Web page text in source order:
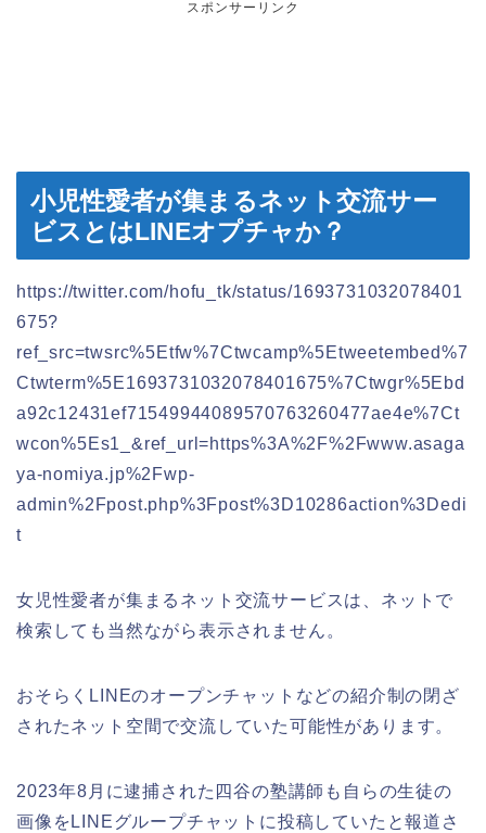
スポンサーリンク
小児性愛者が集まるネット交流サー
ビスとはLINEオプチャか？
https://twitter.com/hofu_tk/status/1693731032078401
675?
ref_src=twsrc%5Etfw%7Ctwcamp%5Etweetembed%7
Ctwterm%5E1693731032078401675%7Ctwgr%5Ebd
a92c12431ef71549944089570763260477ae4e%7Ct
wcon%5Es1_&ref_url=https%3A%2F%2Fwww.asaga
ya-nomiya.jp%2Fwp-
admin%2Fpost.php%3Fpost%3D10286action%3Dedi
t
女児性愛者が集まるネット交流サービスは、ネットで
検索しても当然ながら表示されません。
おそらくLINEのオープンチャットなどの紹介制の閉ざ
されたネット空間で交流していた可能性があります。
2023年8月に逮捕された四谷の塾講師も自らの生徒の
画像をLINEグループチャットに投稿していたと報道さ